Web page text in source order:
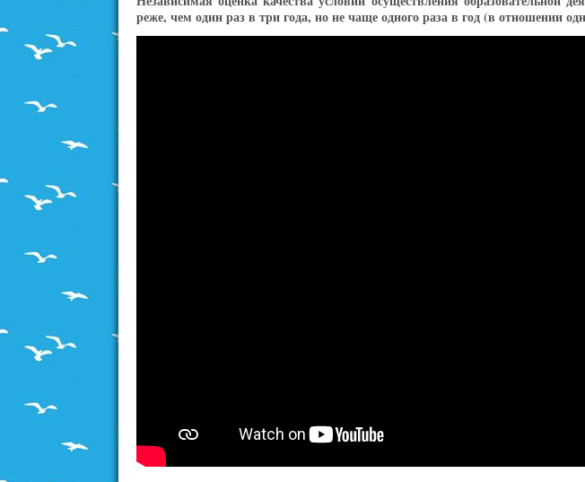
реже, чем один раз в три года, но не чаще одного раза в год (в отношении